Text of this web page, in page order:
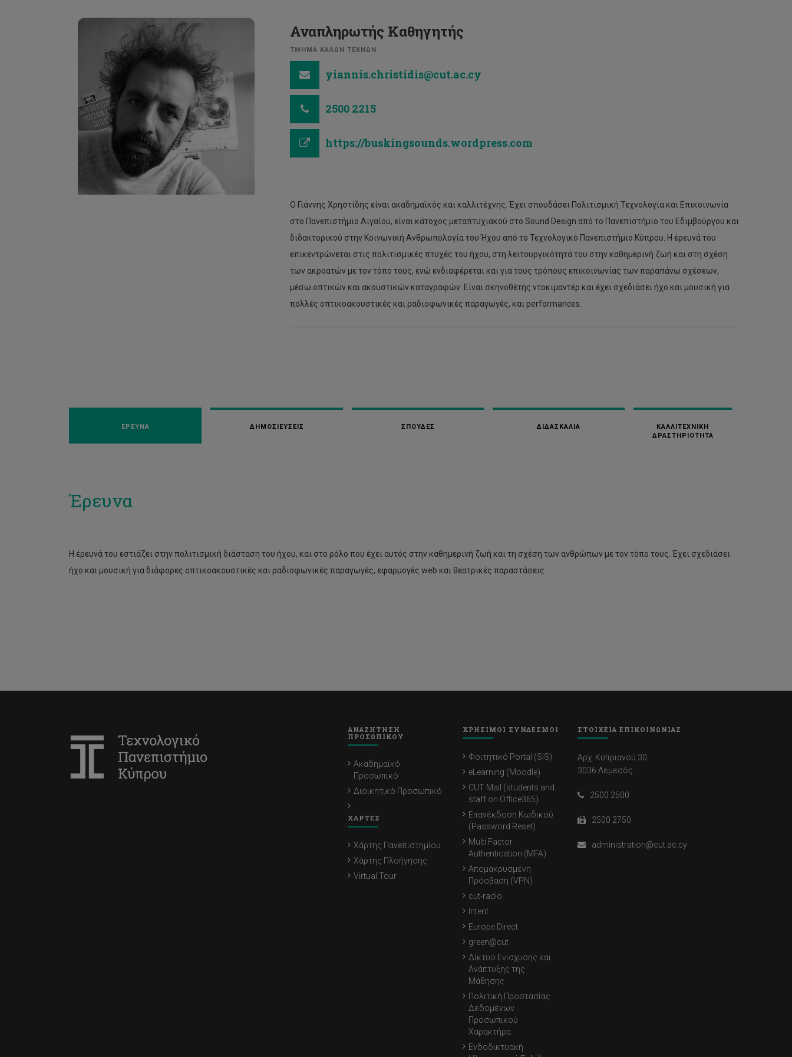
Αναπληρωτής Καθηγητής
ΤΜΗΜΑ ΚΑΛΩΝ ΤΕΧΝΩΝ
yiannis.christidis@cut.ac.cy
2500 2215
https://buskingsounds.wordpress.com
Ο Γιάννης Χρηστίδης είναι ακαδημαϊκός και καλλιτέχνης. Έχει σπουδάσει Πολιτισμική Τεχνολογία και Επικοινωνία
στο Πανεπιστήμιο Αιγαίου, είναι κάτοχος μεταπτυχιακού στο Sound Design από το Πανεπιστήμιο του Εδιμβούργου και
διδακτορικού στην Κοινωνική Ανθρωπολογία του Ήχου από το Τεχνολογικό Πανεπιστήμιο Κύπρου. Η έρευνά του
επικεντρώνεται στις πολιτισμικές πτυχές του ήχου, στη λειτουργικότητά του στην καθημερινή ζωή και στη σχέση
των ακροατών με τον τόπο τους, ενώ ενδιαφέρεται και για τους τρόπους επικοινωνίας των παραπάνω σχέσεων,
μέσω οπτικών και ακουστικών καταγραφών. Είναι σκηνοθέτης ντοκιμαντέρ και έχει σχεδιάσει ήχο και μουσική για
πολλές οπτικοακουστικές και ραδιοφωνικές παραγωγές, και performances.
ΕΡΕΥΝΑ ΔΗΜΟΣΙΕΥΣΕΙΣ ΣΠΟΥΔΕΣ ΔΙΔΑΣΚΑΛΙΑ
ΚΑΛΛΙΤΕΧΝΙΚΗ
ΔΡΑΣΤΗΡΙΟΤΗΤΑ
Έρευνα
Η έρευνά του εστιάζει στην πολιτισμική διάσταση του ήχου, και στο ρόλο που έχει αυτός στην καθημερινή ζωή και τη σχέση των ανθρώπων με τον τόπο τους. Έχει σχεδιάσει
ήχο και μουσική για διάφορες οπτικοακουστικές και ραδιοφωνικές παραγωγές, εφαρμογές web και θεατρικές παραστάσεις.
ΑΝΑΖΗΤΗΣΗ
ΠΡΟΣΩΠΙΚΟΥ
Ακαδημαϊκό
Προσωπικό
Διοικητικό Προσωπικό
ΧΑΡΤΕΣ
Χάρτης Πανεπιστημίου
Χάρτης Πλοήγησης
Virtual Tour
ΧΡΗΣΙΜΟΙ ΣΥΝΔΕΣΜΟΙ
Φοιτητικό Portal (SIS)
eLearning (Moodle)
CUT Mail (students and
staff on Office365)
Επανέκδοση Κωδικού
(Password Reset)
Multi Factor
Authentication (MFA)
Απομακρυσμένη
Πρόσβαση (VPN)
cut-radio
Intent
Europe Direct
green@cut
Δίκτυο Ενίσχυσης και
Ανάπτυξης της
Μάθησης
Πολιτική Προστασίας
Δεδομένων
Προσωπικού
Χαρακτήρα
Ενδοδικτυακή
ΣΤΟΙΧΕΙΑ ΕΠΙΚΟΙΝΩΝΙΑΣ
Αρχ. Κυπριανού 30
3036 Λεμεσός
2500 2500
2500 2750
administration@cut.ac.cy